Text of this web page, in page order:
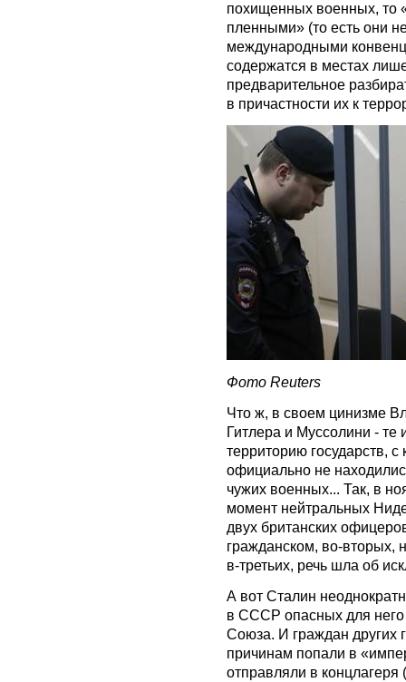
похищенных военных, то
пленными» (то есть они
международными
содержатся в местах
предварительное
в причастности их к
Фото Reuters
Что ж, в своем цинизме
Гитлера и Муссолини - те
территорию государств,
официально не
чужих военных... Так, в
момент нейтральных
двух британских
гражданском, во-вторых,
в-третьих, речь шла об
А вот Сталин
в СССР опасных для него
Союза. И граждан других
причинам попали в
отправляли в концлагеря